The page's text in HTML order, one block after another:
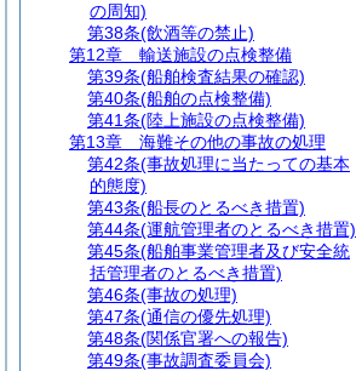
の周知)
第38条(飲酒等の禁止)
第12章
輸送施設の点検整備
第39条(船舶検査結果の確認)
第40条(船舶の点検整備)
第41条(陸上施設の点検整備)
第13章
海難その他の事故の処理
第42条(事故処理に当たっての基本
的態度)
第43条(船長のとるべき措置)
第44条(運航管理者のとるべき措置)
第45条(船舶事業管理者及び安全統
括管理者のとるべき措置)
第46条(事故の処理)
第47条(通信の優先処理)
第48条(関係官署への報告)
第49条(事故調査委員会)